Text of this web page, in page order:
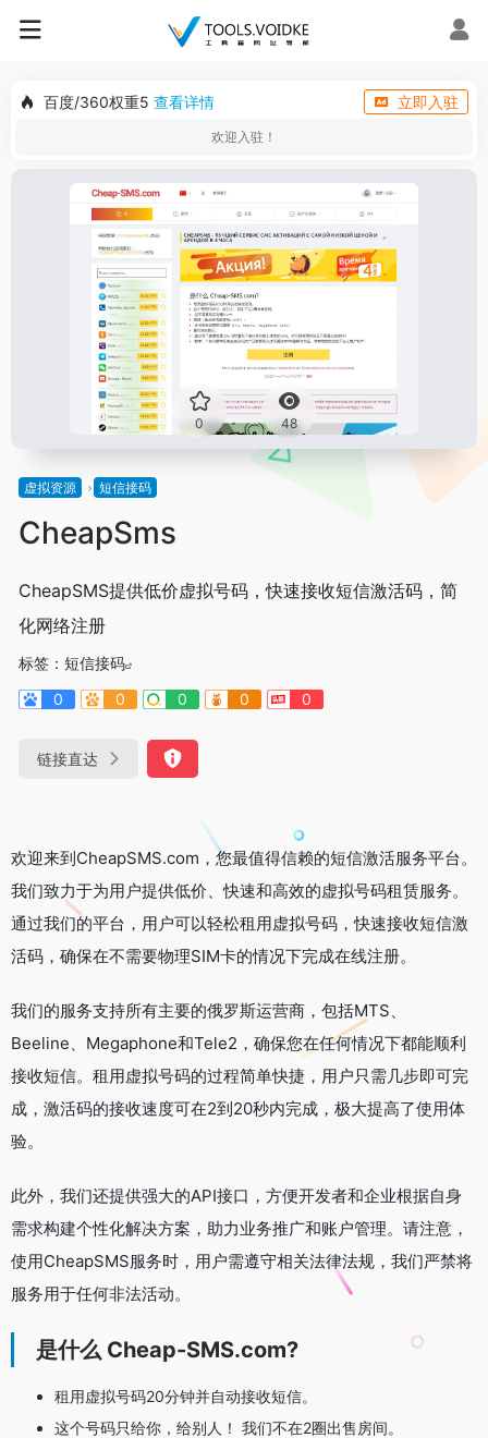
百度/360权重5 查看详情 立即入驻
欢迎入驻！
0 48
虚拟资源 短信接码
CheapSms
CheapSMS提供低价虚拟号码，快速接收短信激活码，简
化网络注册
标签： 短信接码
0
0 0 0 0
链接直达
欢迎来到CheapSMS.com，您最值得信赖的短信激活服务平台。
我们致力于为用户提供低价、快速和高效的虚拟号码租赁服务。
通过我们的平台，用户可以轻松租用虚拟号码，快速接收短信激
活码，确保在不需要物理SIM卡的情况下完成在线注册。
我们的服务支持所有主要的俄罗斯运营商，包括MTS、
Beeline、Megaphone和Tele2，确保您在任何情况下都能顺利
接收短信。租用虚拟号码的过程简单快捷，用户只需几步即可完
成，激活码的接收速度可在2到20秒内完成，极大提高了使用体
验。
此外，我们还提供强大的API接口，方便开发者和企业根据自身
需求构建个性化解决方案，助力业务推广和账户管理。请注意，
使用CheapSMS服务时，用户需遵守相关法律法规，我们严禁将
服务用于任何非法活动。
是什么 Cheap-SMS.com?
租用虚拟号码20分钟并自动接收短信。
这个号码只给你，给别人！ 我们不在2圈出售房间。